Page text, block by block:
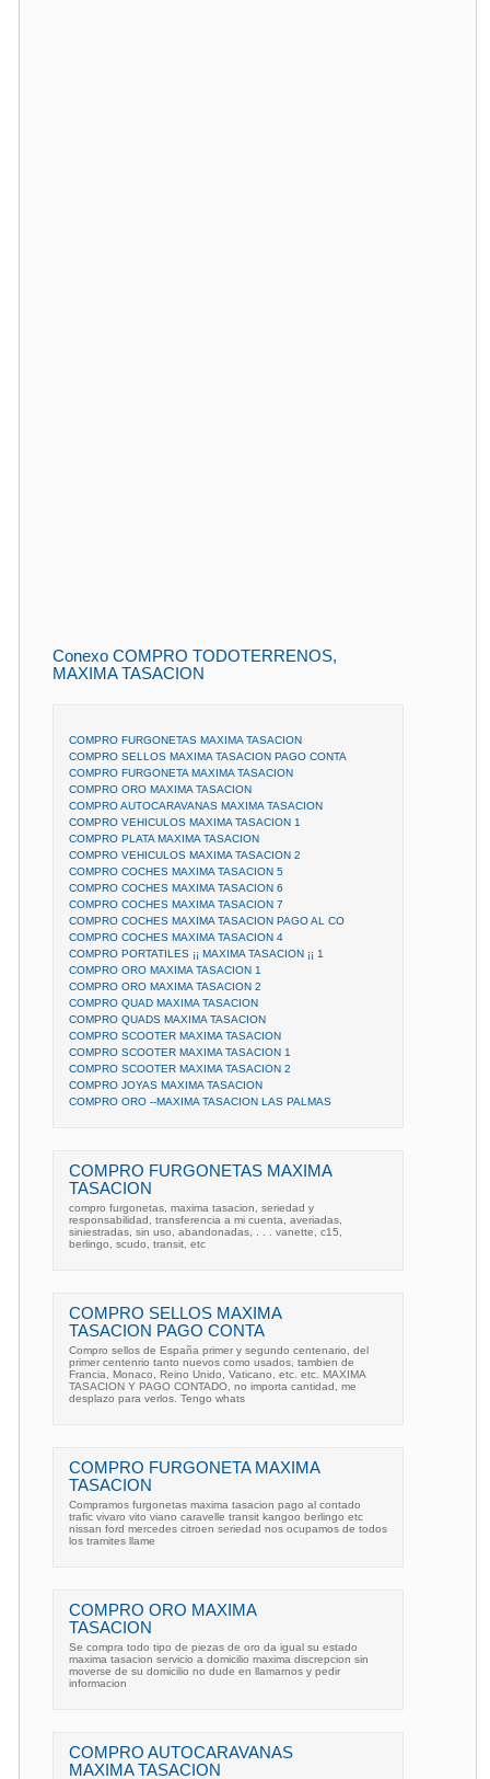
Conexo COMPRO TODOTERRENOS,
MAXIMA TASACION
COMPRO FURGONETAS MAXIMA TASACION
COMPRO SELLOS MAXIMA TASACION PAGO CONTA
COMPRO FURGONETA MAXIMA TASACION
COMPRO ORO MAXIMA TASACION
COMPRO AUTOCARAVANAS MAXIMA TASACION
COMPRO VEHICULOS MAXIMA TASACION 1
COMPRO PLATA MAXIMA TASACION
COMPRO VEHICULOS MAXIMA TASACION 2
COMPRO COCHES MAXIMA TASACION 5
COMPRO COCHES MAXIMA TASACION 6
COMPRO COCHES MAXIMA TASACION 7
COMPRO COCHES MAXIMA TASACION PAGO AL CO
COMPRO COCHES MAXIMA TASACION 4
COMPRO PORTATILES ¡¡ MAXIMA TASACION ¡¡ 1
COMPRO ORO MAXIMA TASACION 1
COMPRO ORO MAXIMA TASACION 2
COMPRO QUAD MAXIMA TASACION
COMPRO QUADS MAXIMA TASACION
COMPRO SCOOTER MAXIMA TASACION
COMPRO SCOOTER MAXIMA TASACION 1
COMPRO SCOOTER MAXIMA TASACION 2
COMPRO JOYAS MAXIMA TASACION
COMPRO ORO --MAXIMA TASACION LAS PALMAS
COMPRO FURGONETAS MAXIMA
TASACION
compro furgonetas, maxima tasacion, seriedad y
responsabilidad, transferencia a mi cuenta, averiadas,
siniestradas, sin uso, abandonadas, . . . vanette, c15,
berlingo, scudo, transit, etc
COMPRO SELLOS MAXIMA
TASACION PAGO CONTA
Compro sellos de España primer y segundo centenario, del
primer centenrio tanto nuevos como usados, tambien de
Francia, Monaco, Reino Unido, Vaticano, etc. etc. MAXIMA
TASACION Y PAGO CONTADO, no importa cantidad, me
desplazo para verlos. Tengo whats
COMPRO FURGONETA MAXIMA
TASACION
Compramos furgonetas maxima tasacion pago al contado
trafic vivaro vito viano caravelle transit kangoo berlingo etc
nissan ford mercedes citroen seriedad nos ocupamos de todos
los tramites llame
COMPRO ORO MAXIMA
TASACION
Se compra todo tipo de piezas de oro da igual su estado
maxima tasacion servicio a domicilio maxima discrepcion sin
moverse de su domicilio no dude en llamarnos y pedir
informacion
COMPRO AUTOCARAVANAS
MAXIMA TASACION